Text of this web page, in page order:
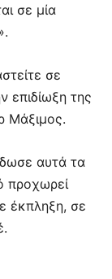
σε μία
σε
επιδίωξη της
Μάξιμος.
αυτά τα
προχωρεί
έκπληξη, σε